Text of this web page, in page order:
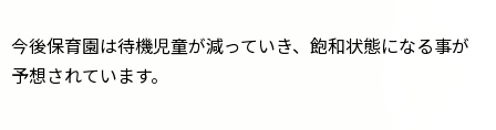
今後保育園は待機児童が減っていき、飽和状態になる事が
予想されています。